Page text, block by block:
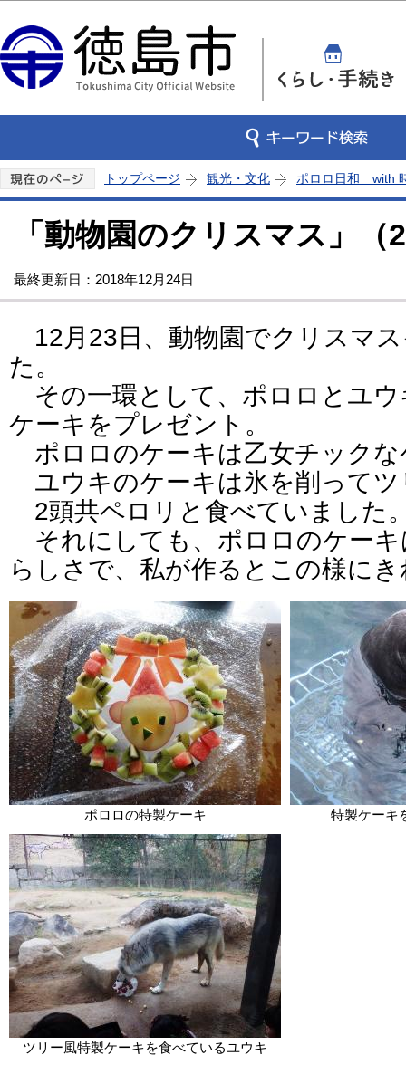
トップページ 観光・文化 ポロロ日和 with
「動物園のクリスマス」
最終更新日：2018年12月24日
12月23日、動物園でクリスマ
た。
その一環として、ポロロとユウ
ケーキをプレゼント。
ポロロのケーキは乙女チックな
ユウキのケーキは氷を削ってツ
2頭共ペロリと食べていました
それにしても、ポロロのケー
らしさで、私が作るとこの様に
ポロロの特製ケーキ 特製ケーキ
ツリー風特製ケーキを食べているユウキ